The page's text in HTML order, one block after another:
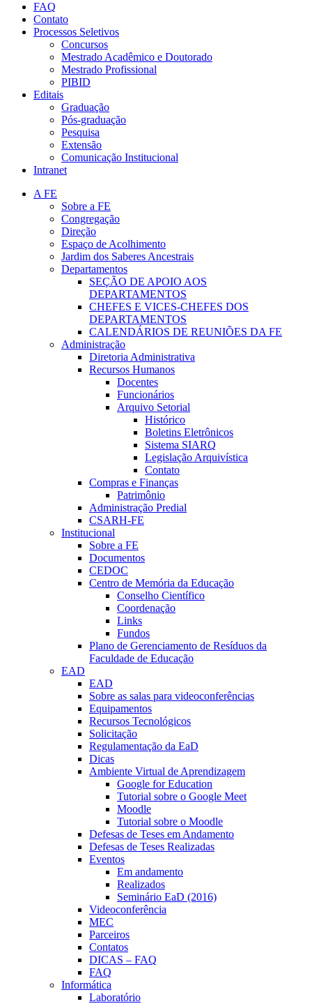
FAQ
Contato
Processos Seletivos
Concursos
Mestrado Acadêmico e Doutorado
Mestrado Profissional
PIBID
Editais
Graduação
Pós-graduação
Pesquisa
Extensão
Comunicação Institucional
Intranet
A FE
Sobre a FE
Congregação
Direção
Espaço de Acolhimento
Jardim dos Saberes Ancestrais
Departamentos
SEÇÃO DE APOIO AOS
DEPARTAMENTOS
CHEFES E VICES-CHEFES DOS
DEPARTAMENTOS
CALENDÁRIOS DE REUNIÕES DA FE
Administração
Diretoria Administrativa
Recursos Humanos
Docentes
Funcionários
Arquivo Setorial
Histórico
Boletins Eletrônicos
Sistema SIARQ
Legislação Arquivística
Contato
Compras e Finanças
Patrimônio
Administração Predial
CSARH-FE
Institucional
Sobre a FE
Documentos
CEDOC
Centro de Memória da Educação
Conselho Científico
Coordenação
Links
Fundos
Plano de Gerenciamento de Resíduos da
Faculdade de Educação
EAD
EAD
Sobre as salas para videoconferências
Equipamentos
Recursos Tecnológicos
Solicitação
Regulamentação da EaD
Dicas
Ambiente Virtual de Aprendizagem
Google for Education
Tutorial sobre o Google Meet
Moodle
Tutorial sobre o Moodle
Defesas de Teses em Andamento
Defesas de Teses Realizadas
Eventos
Em andamento
Realizados
Seminário EaD (2016)
Videoconferência
MEC
Parceiros
Contatos
DICAS – FAQ
FAQ
Informática
Laboratório